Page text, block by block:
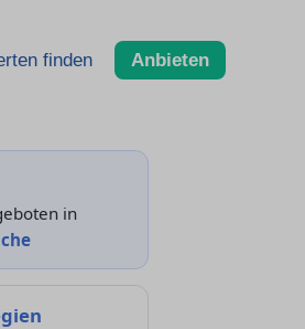
finden Anbieten
in